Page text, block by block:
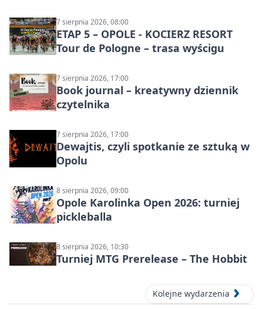
7 sierpnia 2026, 08:00
ETAP 5 – OPOLE - KOCIERZ RESORT
Tour de Pologne – trasa wyścigu
7 sierpnia 2026, 17:00
Book journal – kreatywny dziennik
czytelnika
7 sierpnia 2026, 17:00
Dewajtis, czyli spotkanie ze sztuką w
Opolu
8 sierpnia 2026, 09:00
Opole Karolinka Open 2026: turniej
pickleballa
8 sierpnia 2026, 10:30
Turniej MTG Prerelease – The Hobbit
Kolejne wydarzenia